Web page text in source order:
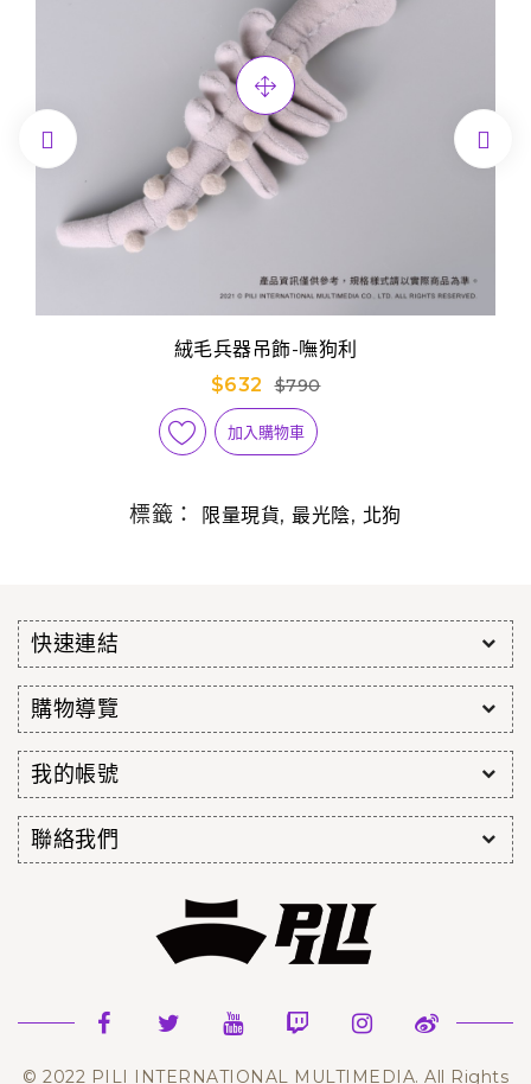
絨毛兵器吊飾-嘸狗利
$632
$790
加入購物車
 
標籤： 限量現貨, 最光陰, 北狗
快速連結
購物導覽
我的帳號
聯絡我們
© 2022 PILI INTERNATIONAL MULTIMEDIA. All Rights